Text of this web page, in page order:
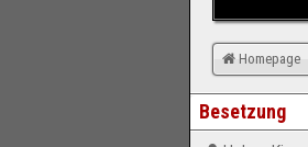
Homepage
Besetzung